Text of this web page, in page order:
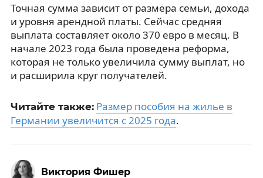
Точная сумма зависит от размера семьи, дохода
и уровня арендной платы. Сейчас средняя
выплата составляет около 370 евро в месяц. В
начале 2023 года была проведена реформа,
которая не только увеличила сумму выплат, но
и расширила круг получателей.
Читайте также: Размер пособия на жилье в
Германии увеличится с 2025 года.
Виктория Фишер